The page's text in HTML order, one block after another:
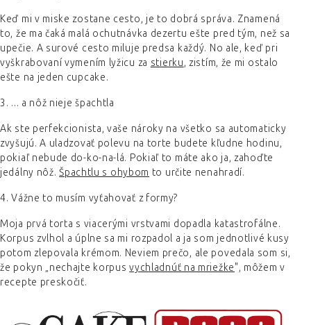
Keď mi v miske zostane cesto, je to dobrá správa. Znamená
to, že ma čaká malá ochutnávka dezertu ešte pred tým, než sa
upečie. A surové cesto miluje predsa každý. No ale, keď pri
vyškrabovaní vymením lyžicu za stierku, zistím, že mi ostalo
ešte na jeden cupcake.
3. ... a nôž nieje špachtla
Ak ste perfekcionista, vaše nároky na všetko sa automaticky
zvyšujú. A uladzovať polevu na torte budete kľudne hodinu,
pokiaľ nebude do-ko-na-lá. Pokiaľ to máte ako ja, zahoďte
jedálny nôž.Špachtlu s ohybom to určite nenahradí.
4. Vážne to musím vyťahovať z formy?
Moja prvá torta s viacerými vrstvami dopadla katastrofálne.
Korpus zvlhol a úplne sa mi rozpadol a ja som jednotlivé kusy
potom zlepovala krémom. Neviem prečo, ale povedala som si,
že pokyn „nechajte korpusvychladnúť na mriežke", môžem v
recepte preskočiť.